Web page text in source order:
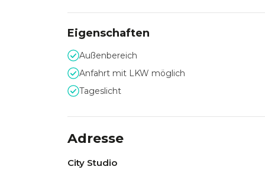
Verfügung.
Eigenschaften
Außenbereich
Anfahrt mit LKW möglich
Tageslicht
Adresse
City Studio